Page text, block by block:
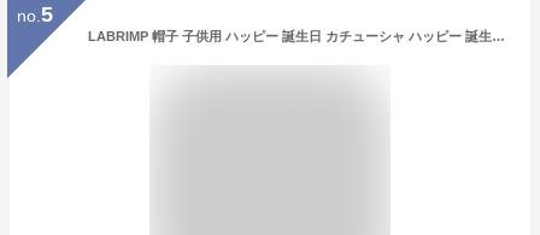
no. 5
LABRIMP 帽子 子供用 ハッピー 誕生日 カチューシャ ハッピー 誕生日 キャンドル 誕生日 帽子 誕生日 キャンドル カチューシャ 誕生日 キャンドル ヘアバンド ケーキ キャンドル 帽子